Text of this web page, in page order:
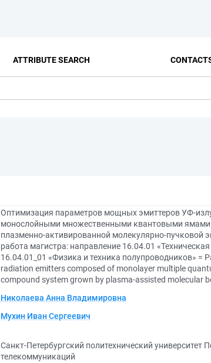
ATTRIBUTE SEARCH
Оптимизация параметров мощных эмиттеров УФ-
монослойными множественными квантовыми ямами
плазменно-активированной молекулярно-пучковой
работа магистра: направление 16.04.01
16.04.01_01 «Физика и техника полупроводников» =
radiation emitters composed of monolayer multiple
compound system grown by plasma-assisted molecular
Николаева Анна Владимировна
Мухин Иван Сергеевич
Санкт-Петербургский политехнический университет
телекоммуникаций